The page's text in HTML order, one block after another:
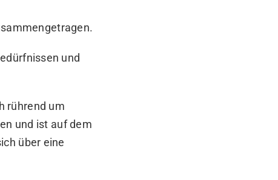
und
rührend um
und ist auf dem
über eine